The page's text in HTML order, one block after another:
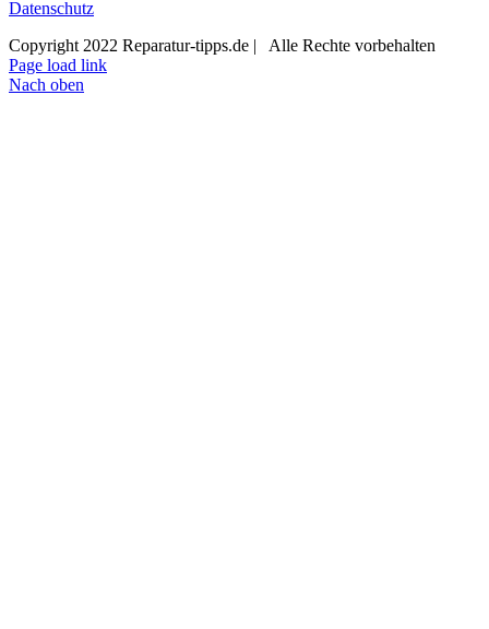
Datenschutz
Copyright 2022 Reparatur-tipps.de | Alle Rechte vorbehalten
Page load link
Nach oben